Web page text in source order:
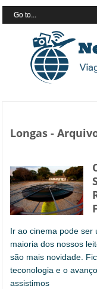
Longas -
Ir ao cinema pode ser
maioria dos nossos
são mais novidade.
teconologia e o
assistimos